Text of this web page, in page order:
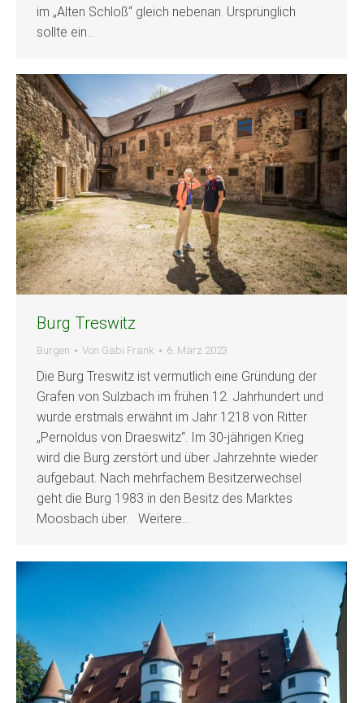
im „Alten Schloß“ gleich nebenan. Ursprünglich
sollte ein…
Burg Treswitz
Burgen Von Gabi Frank 6. März 2023
Die Burg Treswitz ist vermutlich eine Gründung der
Grafen von Sulzbach im frühen 12. Jahrhundert und
wurde erstmals erwähnt im Jahr 1218 von Ritter
„Pernoldus von Draeswitz“. Im 30-jährigen Krieg
wird die Burg zerstört und über Jahrzehnte wieder
aufgebaut. Nach mehrfachem Besitzerwechsel
geht die Burg 1983 in den Besitz des Marktes
Moosbach über. Weitere…